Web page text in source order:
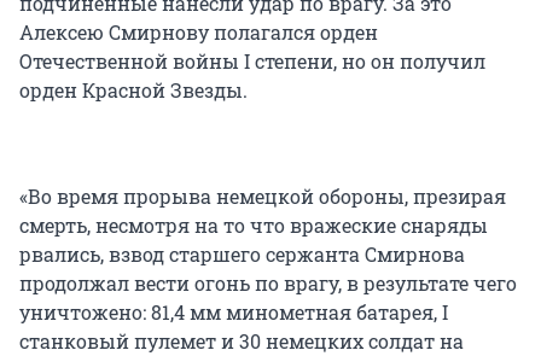
Алексею Смирнову полагался орден
Отечественной войны I степени, но он получил
орден Красной Звезды.
«Во время прорыва немецкой обороны, презирая
смерть, несмотря на то что вражеские снаряды
рвались, взвод старшего сержанта Смирнова
продолжал вести огонь по врагу, в результате чего
уничтожено: 81,4 мм минометная батарея, I
станковый пулемет и 30 немецких солдат на